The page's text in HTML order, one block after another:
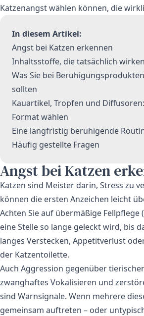
Katzenangst wählen können, die
In diesem Artikel:
Angst bei Katzen erkennen
Inhaltsstoffe, die tatsächlich wirken
Was Sie bei
sollten
Kauartikel, Tropfen und
Format wählen
Eine langfristig beruhigende
Häufig gestellte Fragen
Angst bei Katzen
Katzen sind Meister darin, Stress zu
können die ersten Anzeichen leicht
Achten Sie auf übermäßige Fellpflege
eine Stelle so lange geleckt wird, bis
langes Verstecken, Appetitverlust
der Katzentoilette.
Auch Aggression gegenüber
zwanghaftes Vokalisieren und
sind Warnsignale. Wenn mehrere
gemeinsam auftreten – oder